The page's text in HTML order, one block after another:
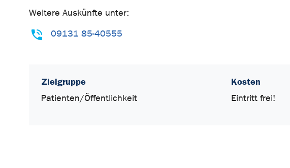
Weitere Auskünfte unter:
09131 85-40555
Zielgruppe
Patienten/Öffentlichkeit
Kosten
Eintritt frei!